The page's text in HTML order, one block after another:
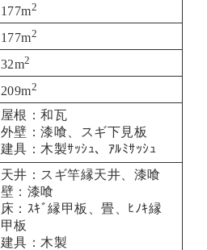
177m2
177m2
32m2
209m2
屋根：和瓦
外壁：漆喰、スギ下見板
建具：木製ｻｯｼｭ、ｱﾙﾐｻｯｼｭ
天井：スギ竿縁天井、漆喰
壁：漆喰
床：ｽｷﾞ縁甲板、畳、ﾋﾉｷ縁
甲板
建具：木製